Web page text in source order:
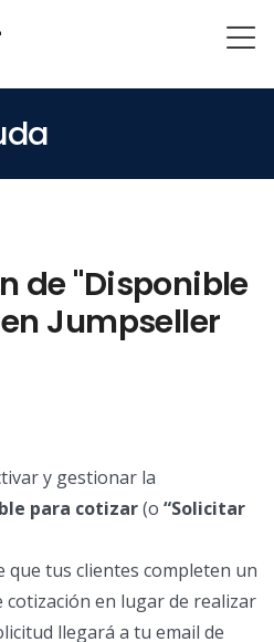
de "Disponible
Jumpseller
y gestionar la
para cotizar(o “Solicitar
tus clientes completen un
en lugar de realizar
llegará a tu email de